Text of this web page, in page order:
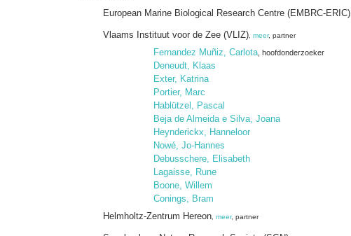
European Marine Biological Research Centre (EMBRC-ERIC)
Vlaams Instituut voor de Zee (VLIZ) meer, partner
Fernandez Muñiz, Carlota , hoofdonderzoeker
Deneudt, Klaas
Exter, Katrina
Portier, Marc
Hablützel, Pascal
Beja de Almeida e Silva, Joana
Heynderickx, Hanneloor
Nowé, Jo-Hannes
Debusschere, Elisabeth
Lagaisse, Rune
Boone, Willem
Conings, Bram
Helmholtz-Zentrum Hereon meer, partner